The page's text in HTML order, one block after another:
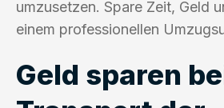
umzusetzen. Spare Zeit, Geld
einem professionellen
Geld sparen